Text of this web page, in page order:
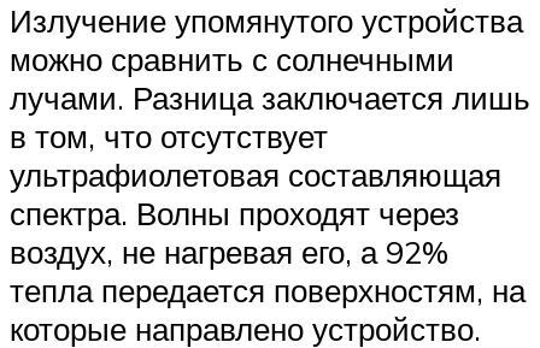
Излучение упомянутого устройства
можно сравнить с солнечными
лучами. Разница заключается лишь
в том, что отсутствует
ультрафиолетовая составляющая
спектра. Волны проходят через
воздух, не нагревая его, а 92%
тепла передается поверхностям, на
которые направлено устройство.